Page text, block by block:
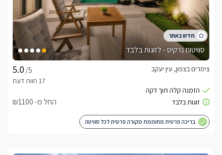
סוויטות נרקיס - לזוגות בלבד
/5
צימרים בצפון, עין יעקב
החל מ- ₪1100
בריכה פרטית מחוממת מקורה פרטית לכל סוויטה